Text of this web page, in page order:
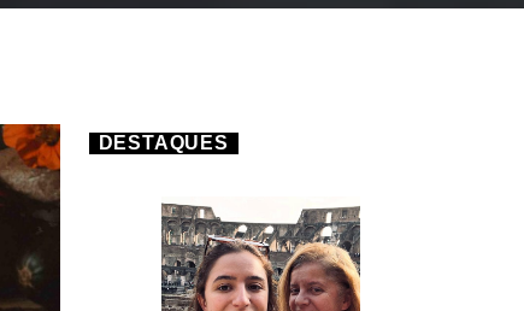
DESTAQUES